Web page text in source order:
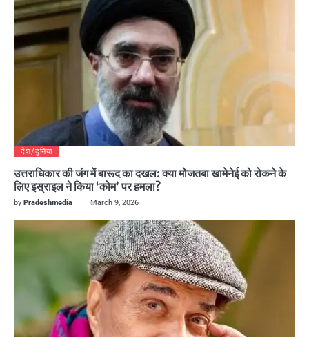
देश/दुनिया
उत्तराधिकार की जंग में बारूद का दखल: क्या मोजतबा खामेनेई को रोकने के
लिए इस्राइल ने किया ‘कोम’ पर हमला?
by Pradeshmedia March 9, 2026